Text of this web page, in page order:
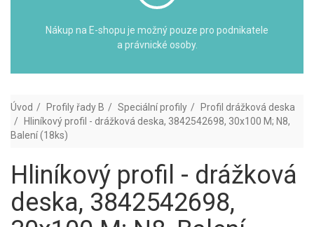
Nákup na E-shopu je možný pouze pro podnikatele
a právnické osoby.
Úvod Profily řady B Speciální profily
Profil drážková deska
Hliníkový profil - drážková deska, 3842542698, 30x100 M; N8,
Balení (18ks)
Hliníkový profil - drážková
deska, 3842542698,